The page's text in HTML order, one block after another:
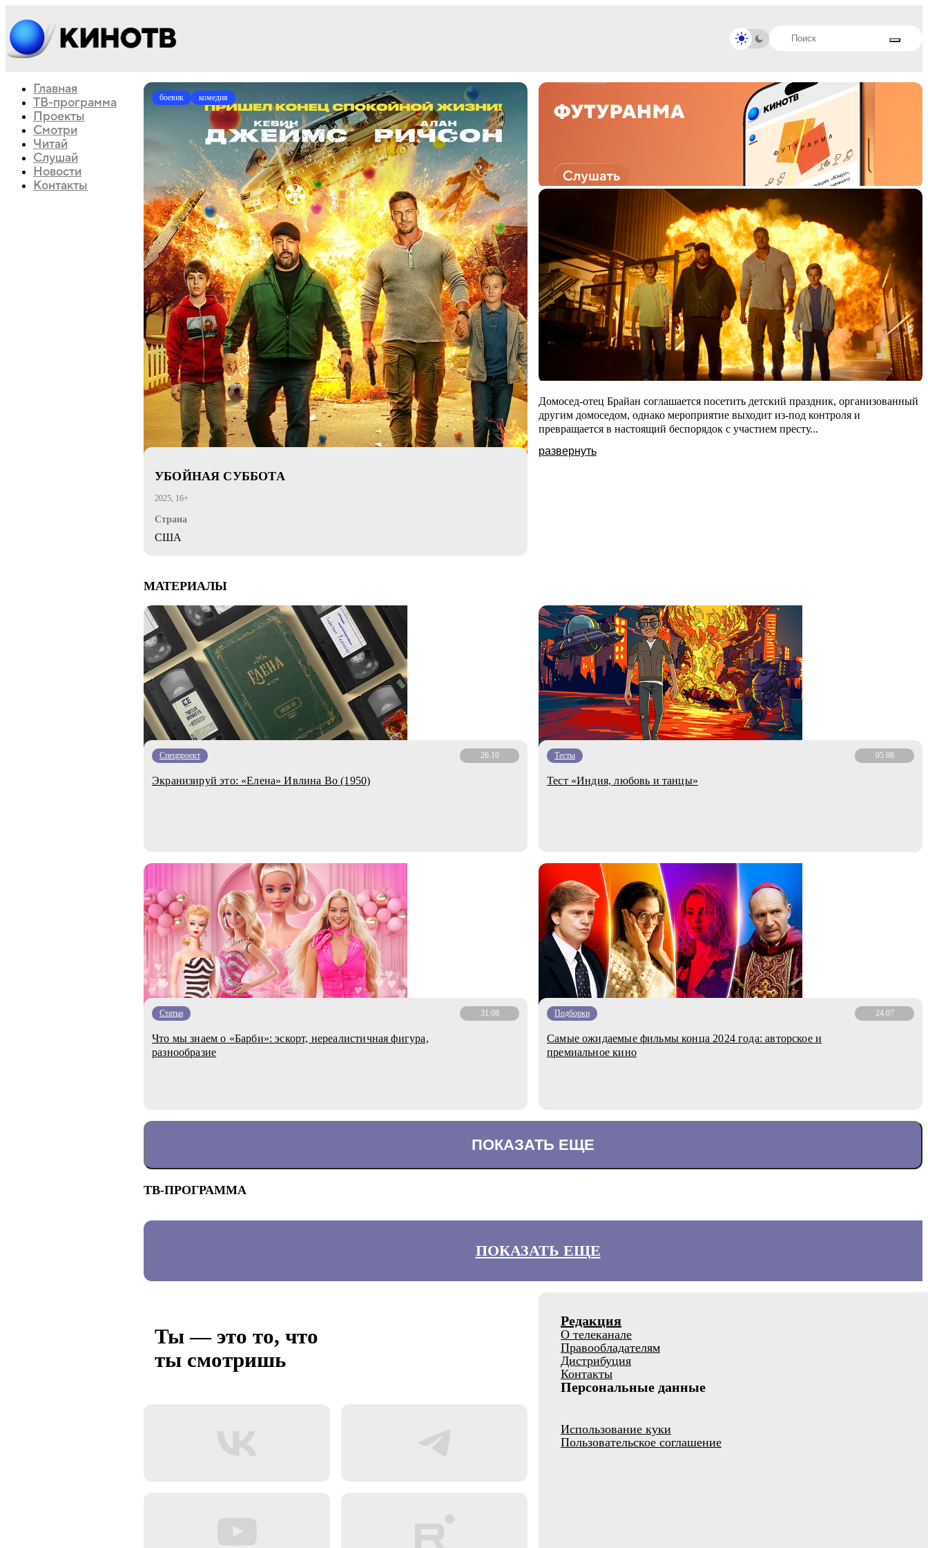
Главная
ТВ-программа
Проекты
Смотри
Читай
Слушай
Новости
Контакты
боевик комедия
УБОЙНАЯ СУББОТА
2025, 16+
Страна
США
Домосед-отец Брайан соглашается посетить детский праздник, организованный
другим домоседом, однако мероприятие выходит из-под контроля и
превращается в настоящий беспорядок с участием престу...
развернуть
МАТЕРИАЛЫ
Спецпроект 26.10
Экранизируй это: «Елена» Ивлина Во (1950)
Тесты 05.08
Тест «Индия, любовь и танцы»
Статьи 31.08
Что мы знаем о «Барби»: эскорт, нереалистичная фигура,
разнообразие
Подборки 24.07
Самые ожидаемые фильмы конца 2024 года: авторское и
премиальное кино
ПОКАЗАТЬ ЕЩЕ
ТВ-ПРОГРАММА
ПОКАЗАТЬ ЕЩЕ
Ты — это то, что
ты смотришь
Редакция
О телеканале
Правообладателям
Дистрибуция
Контакты
Персональные данные
Использование куки
Пользовательское соглашение